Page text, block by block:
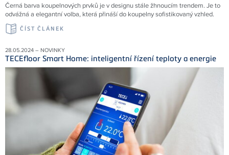
Černá barva koupelnových prvků je v designu stále žhnoucím trendem. Je to
odvážná a elegantní volba, která přináší do koupelny sofistikovaný vzhled.
ČÍST ČLÁNEK
28.05.2024 – NOVINKY
TECEfloor Smart Home: inteligentní řízení teploty a energie